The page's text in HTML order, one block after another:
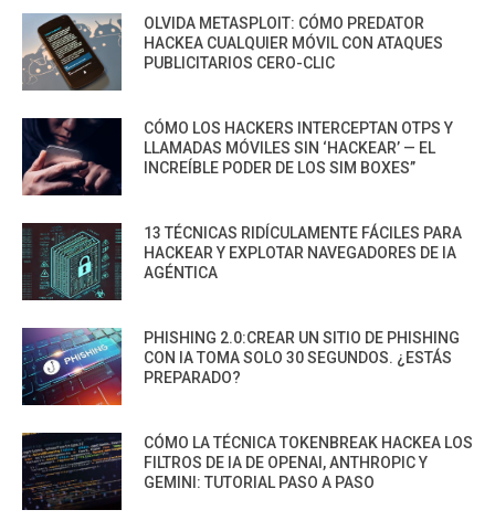
OLVIDA METASPLOIT: CÓMO PREDATOR
HACKEA CUALQUIER MÓVIL CON ATAQUES
PUBLICITARIOS CERO-CLIC
CÓMO LOS HACKERS INTERCEPTAN OTPS Y
LLAMADAS MÓVILES SIN ‘HACKEAR’ — EL
INCREÍBLE PODER DE LOS SIM BOXES”
13 TÉCNICAS RIDÍCULAMENTE FÁCILES PARA
HACKEAR Y EXPLOTAR NAVEGADORES DE IA
AGÉNTICA
PHISHING 2.0:CREAR UN SITIO DE PHISHING
CON IA TOMA SOLO 30 SEGUNDOS. ¿ESTÁS
PREPARADO?
CÓMO LA TÉCNICA TOKENBREAK HACKEA LOS
FILTROS DE IA DE OPENAI, ANTHROPIC Y
GEMINI: TUTORIAL PASO A PASO